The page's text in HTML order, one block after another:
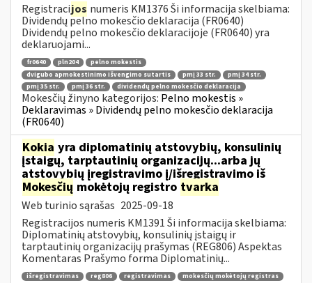
Registracijos numeris KM1376 Ši informacija skelbiama:
Dividendų pelno mokesčio deklaracija (FR0640)
Dividendų pelno mokesčio deklaracijoje (FR0640) yra
deklaruojami...
fr0640 pln204
pelno mokestis
dvigubo apmokestinimo išvengimo sutartis
pmį 33 str.
pmį 34 str.
pmį 35 str.
pmį 36 str. dividendų pelno mokesčio deklaracija
Mokesčių žinyno kategorijos: Pelno mokestis »
Deklaravimas » Dividendų pelno mokesčio deklaracija
(FR0640)
Kokia yra diplomatinių atstovybių, konsulinių
įstaigų, tarptautinių organizacijų...arba jų
atstovybių įregistravimo į/išregistravimo iš
Mokesčių mokėtojų registro tvarka
Web turinio sąrašas 2025-09-18
Registracijos numeris KM1391 Ši informacija skelbiama:
Diplomatinių atstovybių, konsulinių įstaigų ir
tarptautinių organizacijų prašymas (REG806) Aspektas
Komentaras Prašymo forma Diplomatinių...
išregistravimas reg806 registravimas
mokesčių mokėtojų registras